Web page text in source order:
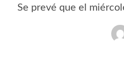
Se prevé que el